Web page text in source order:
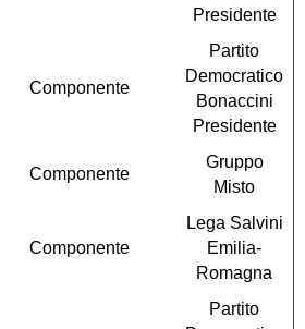
Presidente
Componente
Partito
Democratico
Bonaccini
Presidente
Componente
Gruppo
Misto
Componente
Lega Salvini
Emilia-
Romagna
Partito